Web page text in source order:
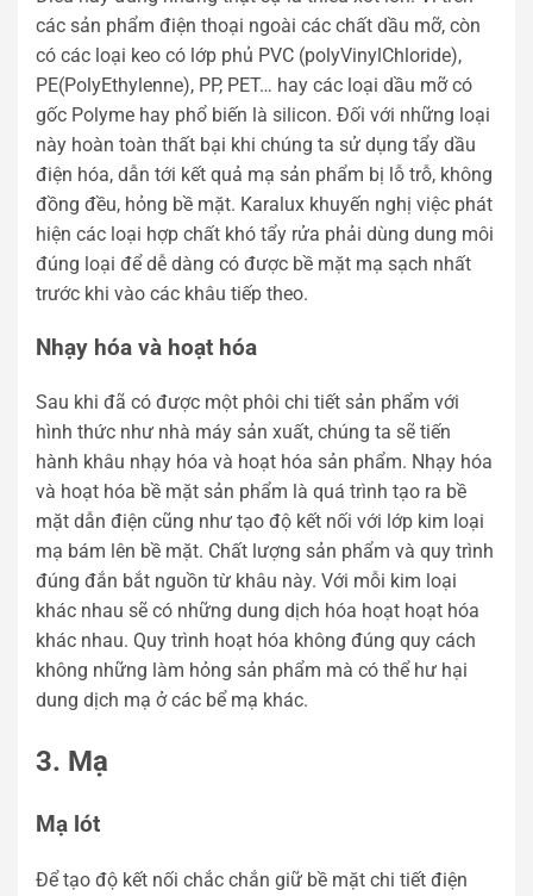
các sản phẩm điện thoại ngoài các chất dầu mỡ, còn
có các loại keo có lớp phủ PVC (polyVinylChloride),
PE(PolyEthylenne), PP, PET… hay các loại dầu mỡ có
gốc Polyme hay phổ biến là silicon. Đối với những loại
này hoàn toàn thất bại khi chúng ta sử dụng tẩy dầu
điện hóa, dẫn tới kết quả mạ sản phẩm bị lỗ trỗ, không
đồng đều, hỏng bề mặt. Karalux khuyến nghị việc phát
hiện các loại hợp chất khó tẩy rửa phải dùng dung môi
đúng loại để dễ dàng có được bề mặt mạ sạch nhất
trước khi vào các khâu tiếp theo.
Nhạy hóa và hoạt hóa
Sau khi đã có được một phôi chi tiết sản phẩm với
hình thức như nhà máy sản xuất, chúng ta sẽ tiến
hành khâu nhạy hóa và hoạt hóa sản phẩm. Nhạy hóa
và hoạt hóa bề mặt sản phẩm là quá trình tạo ra bề
mặt dẫn điện cũng như tạo độ kết nối với lớp kim loại
mạ bám lên bề mặt. Chất lượng sản phẩm và quy trình
đúng đắn bắt nguồn từ khâu này. Với mỗi kim loại
khác nhau sẽ có những dung dịch hóa hoạt hoạt hóa
khác nhau. Quy trình hoạt hóa không đúng quy cách
không những làm hỏng sản phẩm mà có thể hư hại
dung dịch mạ ở các bể mạ khác.
3. Mạ
Mạ lót
Để tạo độ kết nối chắc chắn giữ bề mặt chi tiết điện